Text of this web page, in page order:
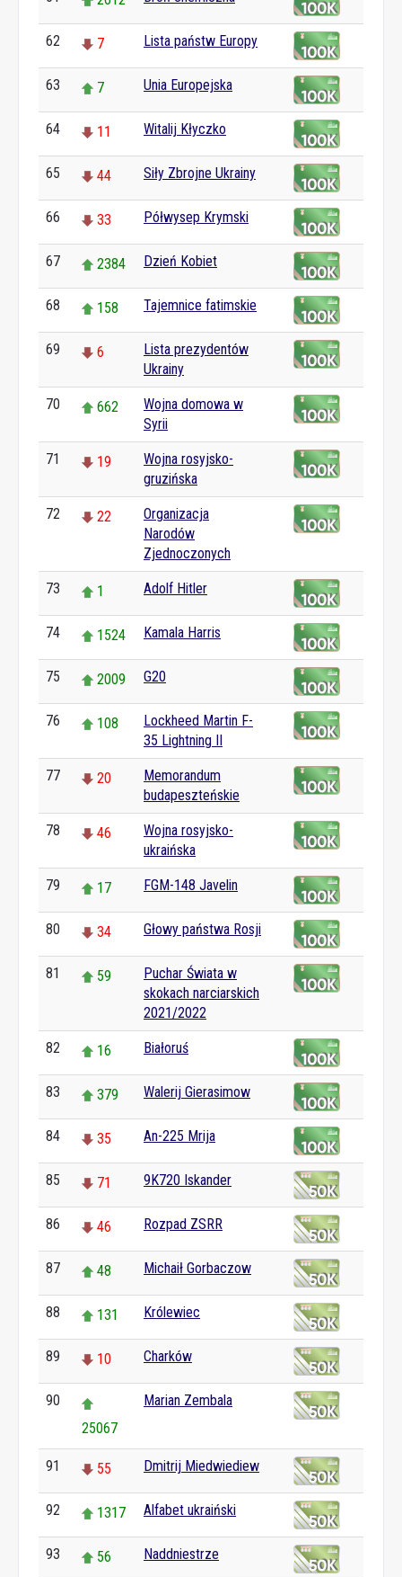
62 7 Lista państw Europy
63 7 Unia Europejska
64 11 Witalij Kłyczko
65 44 Siły Zbrojne Ukrainy
66 33 Półwysep Krymski
67 2384 Dzień Kobiet
68 158 Tajemnice fatimskie
69 6
Lista prezydentów
Ukrainy
70 662
Wojna domowa w
Syrii
71 19
Wojna rosyjsko-
gruzińska
72 22
Organizacja
Narodów
Zjednoczonych
73 1 Adolf Hitler
74 1524 Kamala Harris
75 2009 G20
76 108
Lockheed Martin F-
35 Lightning II
77 20
Memorandum
budapeszteńskie
78 46
Wojna rosyjsko-
ukraińska
79 17 FGM-148 Javelin
80 34 Głowy państwa Rosji
81 59
Puchar Świata w
skokach narciarskich
2021/2022
82 16 Białoruś
83 379 Walerij Gierasimow
84 35 An-225 Mrija
85 71 9K720 Iskander
86 46 Rozpad ZSRR
87 48 Michaił Gorbaczow
88 131 Królewiec
89 10 Charków
90
25067
Marian Zembala
91 55 Dmitrij Miedwiediew
92 1317 Alfabet ukraiński
93 56 Naddniestrze